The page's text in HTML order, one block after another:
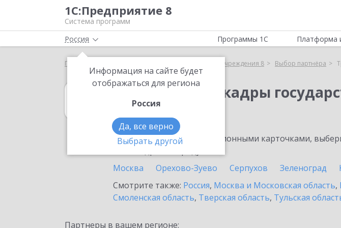
1С:Предприятие 8
Система программ
Россия
Информация на сайте будет
отображаться для региона
Россия
Да, все верно
Выбрать другой
Программы 1С Платформа
Главная 1С:Зарплата и кадры государственного учреждения 8 Выбор партнёра
1С:Зарплата и кадры
в Троицке
Ознакомьтесь с информационными карточками,
Москва
Орехово-Зуево Серпухов Зеленоград
Смотрите также: Россия, Москва и Московская область,
Смоленская область, Тверская область, Тульская
Партнеры в вашем регионе: